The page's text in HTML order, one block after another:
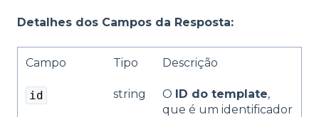
Detalhes dos Campos da Resposta:
Campo Tipo Descrição
id string O ID do template,
que é um identificador